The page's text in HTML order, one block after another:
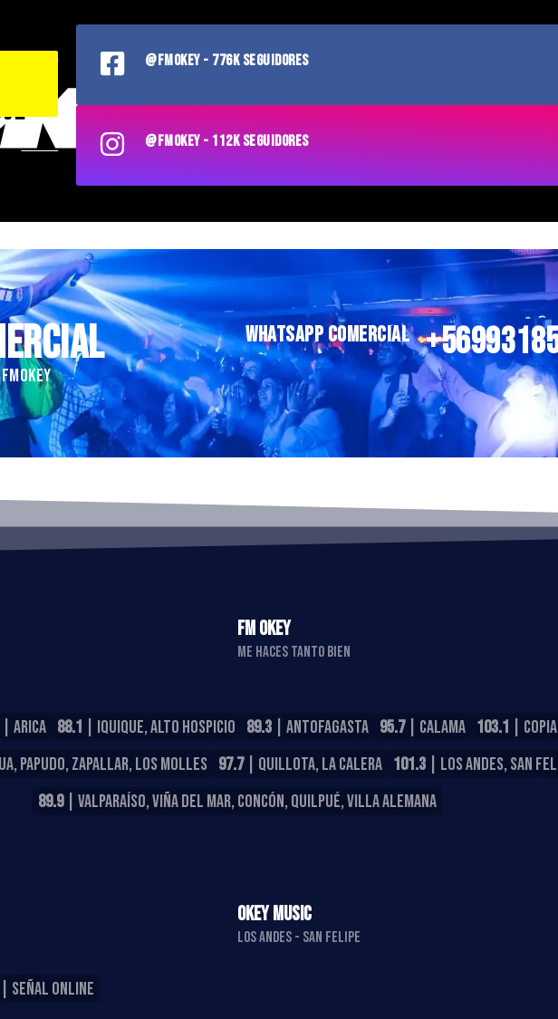
@FMOKEY - 776K SEGUIDORES
@FMOKEY - 112K SEGUIDORES
WHATSAPP COMERCIAL
FM OKEY
ME HACES TANTO BIEN
| ARICA 88.1 | IQUIQUE, ALTO HOSPICIO 89.3 | ANTOFAGASTA 95.7| CALAMA 103.1 |
PAPUDO, ZAPALLAR, LOS MOLLES 97.7| QUILLOTA, LA CALERA 101.3| LOS ANDES, SAN
89.9| VALPARAÍSO, VIÑA DEL MAR, CONCÓN, QUILPUÉ, VILLA ALEMANA
OKEY MUSIC
LOS ANDES - SAN FELIPE
| SEÑAL ONLINE